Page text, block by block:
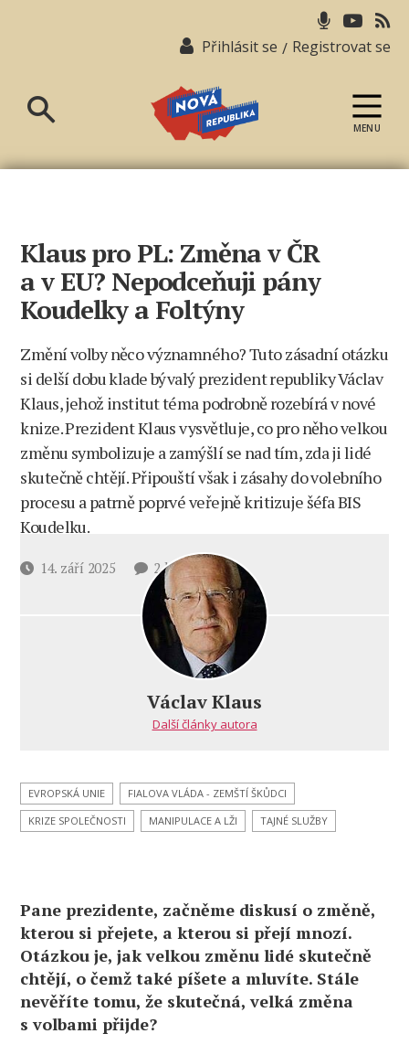
Přihlásit se / Registrovat se
republika
MENU
Klaus pro PL: Změna v ČR
a v EU? Nepodceňuji pány
Koudelky a Foltýny
Změní volby něco významného? Tuto zásadní otázku
si delší dobu klade bývalý prezident republiky Václav
Klaus, jehož institut téma podrobně rozebírá v nové
knize. Prezident Klaus vysvětluje, co pro něho velkou
změnu symbolizuje a zamýšlí se nad tím, zda ji lidé
skutečně chtějí. Připouští však i zásahy do volebního
procesu a patrně poprvé veřejně kritizuje šéfa BIS
Koudelku.
Datum14. září 2025 2 komentářeu
textu
s
názvem
Klaus
pro
Změna
v ČR
pány
Koudelky
a Foltýny
Václav Klaus
Další články autora
EVROPSKÁ UNIE
FIALOVA VLÁDA - ZEMŠTÍ ŠKŮDCI
KRIZE SPOLEČNOSTI
MANIPULACE A LŽI TAJNÉ SLUŽBY
Pane prezidente, začněme diskusí o změně,
kterou si přejete, a kterou si přejí mnozí.
Otázkou je, jak velkou změnu lidé skutečně
chtějí, o čemž také píšete a mluvíte. Stále
nevěříte tomu, že skutečná, velká změna
s volbami přijde?